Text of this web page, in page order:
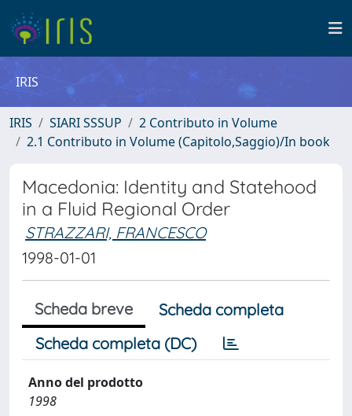
IRIS
IRIS SIARI SSSUP
2 Contributo in Volume
2.1 Contributo in Volume (Capitolo,Saggio)/In book
Macedonia: Identity and Statehood
in a Fluid Regional Order
STRAZZARI, FRANCESCO
1998-01-01
Scheda breve
Scheda completa
Scheda completa (DC)
Anno del prodotto
1998